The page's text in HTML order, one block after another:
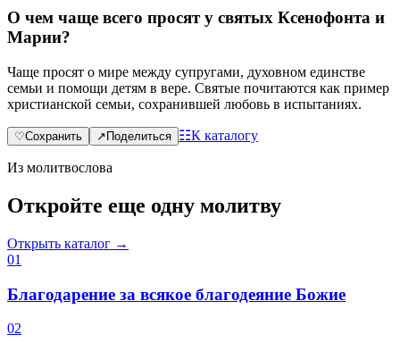
О чем чаще всего просят у святых Ксенофонта и
Марии?
Чаще просят о мире между супругами, духовном единстве
семьи и помощи детям в вере. Святые почитаются как пример
христианской семьи, сохранившей любовь в испытаниях.
♡Сохранить ↗ Поделиться ☷К каталогу
Из молитвослова
Откройте еще одну молитву
Открыть каталог →
01
Благодарение за всякое благодеяние Божие
02